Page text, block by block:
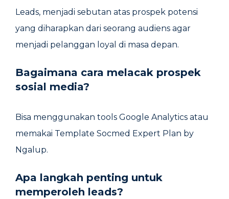
Leads, menjadi sebutan atas prospek potensi
yang diharapkan dari seorang audiens agar
menjadi pelanggan loyal di masa depan.
Bagaimana cara melacak prospek
sosial media?
Bisa menggunakan tools Google Analytics atau
memakai Template Socmed Expert Plan by
Ngalup.
Apa langkah penting untuk
memperoleh leads?